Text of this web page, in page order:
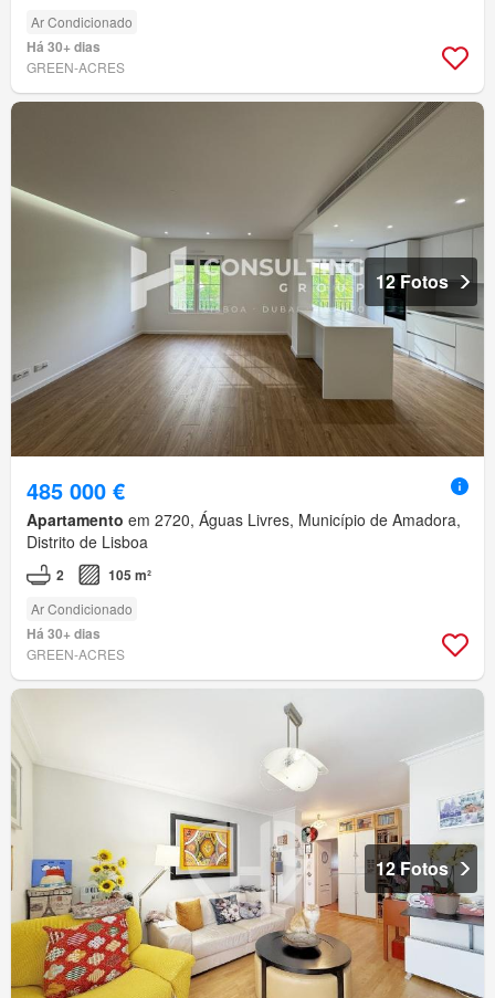
Ar Condicionado
Há 30+ dias
GREEN-ACRES
12 Fotos
485 000 €
Apartamento em 2720, Águas Livres, Município de Amadora,
Distrito de Lisboa
2 105 m²
Ar Condicionado
Há 30+ dias
GREEN-ACRES
12 Fotos